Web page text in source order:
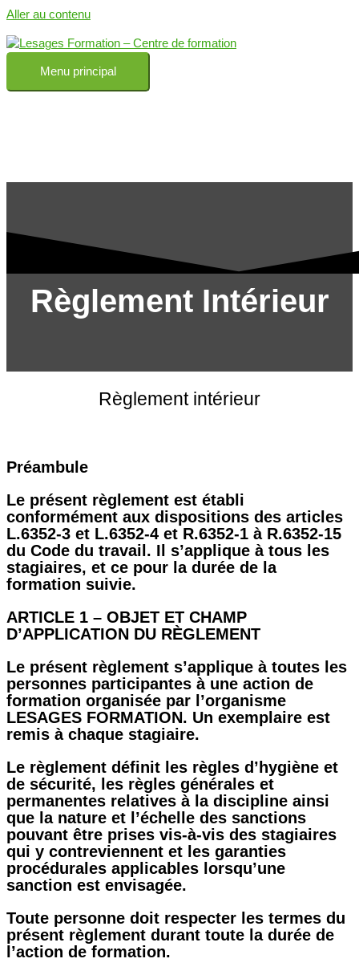
Aller au contenu
Menu principal
Règlement Intérieur
Règlement intérieur
Préambule
Le présent règlement est établi
conformément aux dispositions des articles
L.6352-3 et L.6352-4 et R.6352-1 à R.6352-15
du Code du travail. Il s’applique à tous les
stagiaires, et ce pour la durée de la
formation suivie.
ARTICLE 1 – OBJET ET CHAMP
D’APPLICATION DU RÈGLEMENT
Le présent règlement s’applique à toutes les
personnes participantes à une action de
formation organisée par l’organisme
LESAGES FORMATION. Un exemplaire est
remis à chaque stagiaire.
Le règlement définit les règles d’hygiène et
de sécurité, les règles générales et
permanentes relatives à la discipline ainsi
que la nature et l’échelle des sanctions
pouvant être prises vis-à-vis des stagiaires
qui y contreviennent et les garanties
procédurales applicables lorsqu’une
sanction est envisagée.
Toute personne doit respecter les termes du
présent règlement durant toute la durée de
l’action de formation.